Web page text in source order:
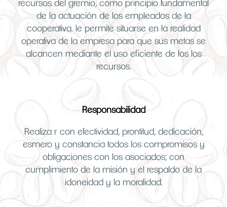
recursos del gremio, como principio fundamental
de la actuación de los empleados de la
cooperativa. le permite situarse en la realidad
operativa de la empresa para que sus metas se
alcancen mediante el uso eficiente de los los
recursos.
Responsabilidad
Realiza r con efectividad, prontitud, dedicación,
esmero y constancia todos los compromisos y
obligaciones con los asociados; con
cumplimiento de la misión y el respaldo de la
idoneidad y la moralidad.